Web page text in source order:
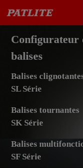
Configurateur
balises
Balises
SL Série
Balises tournantes
SK Série
Balises
SF Série